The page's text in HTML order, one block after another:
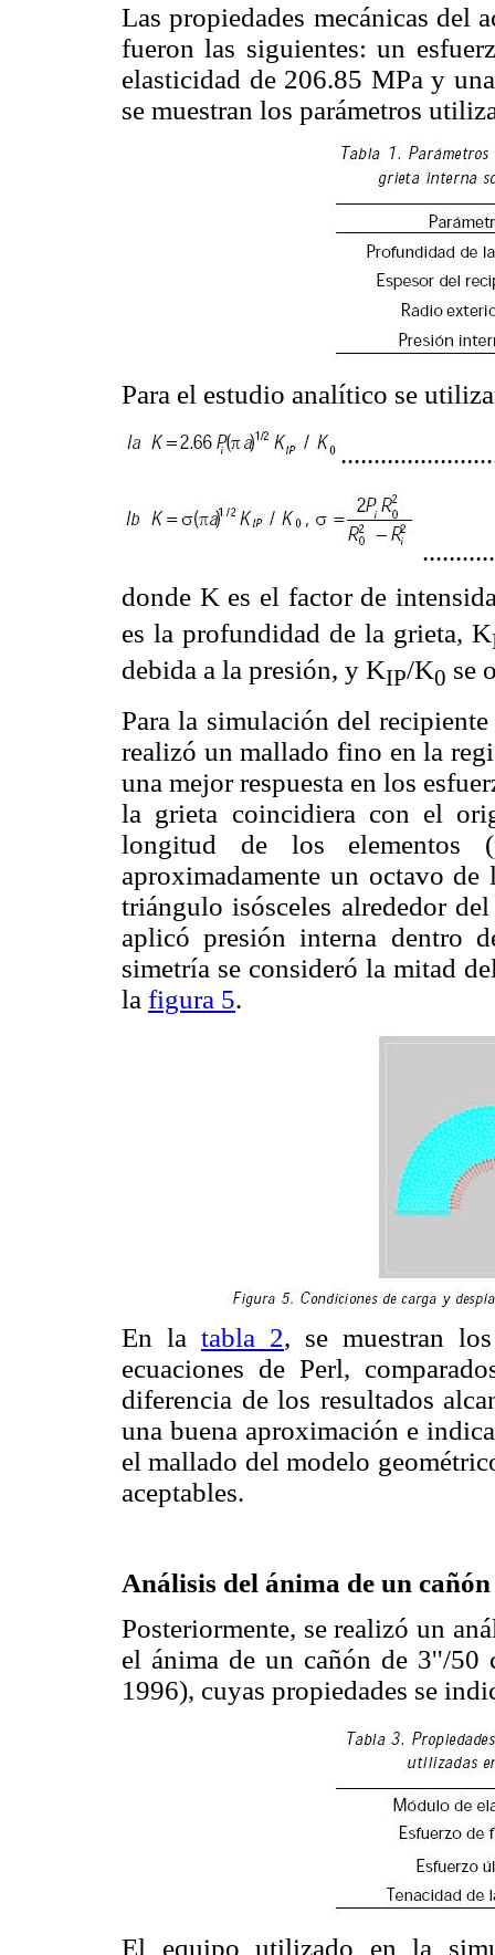
Las propiedades mecánicas del
fueron las siguientes: un
elasticidad de 206.85 MPa y
se muestran los parámetros
Para el estudio analítico se
donde K es el factor de
es la profundidad de la grieta, K
debida a la presión, y KIP/K0 se
Para la simulación del
realizó un mallado fino en la
una mejor respuesta en los
la grieta coincidiera con el
longitud de los elementos
aproximadamente un octavo
triángulo isósceles alrededor
aplicó presión interna dentro
simetría se consideró la mitad
la figura 5.
En la tabla 2, se muestran
ecuaciones de Perl,
diferencia de los resultados
una buena aproximación e
el mallado del modelo
aceptables.
Análisis del ánima de un cañón
Posteriormente, se realizó un
el ánima de un cañón de 3''/
1996), cuyas propiedades se
El equipo utilizado en la